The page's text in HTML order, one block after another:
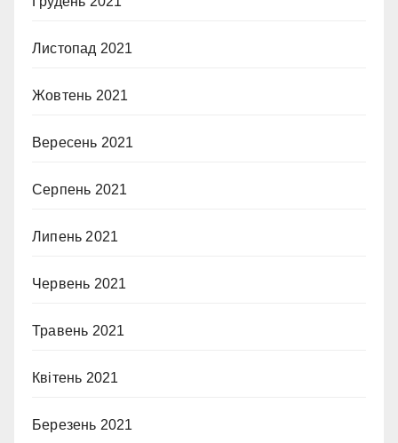
Листопад 2021
Жовтень 2021
Вересень 2021
Серпень 2021
Липень 2021
Червень 2021
Травень 2021
Квітень 2021
Березень 2021